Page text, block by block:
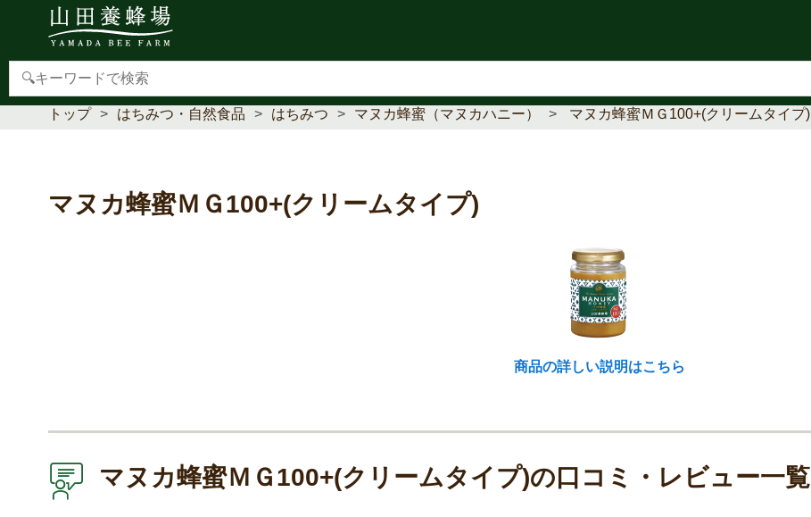
【重要】本人認証サービス(3Dセキュア2.0)導入のお知らせ
トップ はちみつ・自然食品 はちみつ マヌカ蜂蜜（マヌカハニー） マヌカ蜂蜜ＭＧ100+(クリームタイプ)
マヌカ蜂蜜ＭＧ100+(クリームタイプ)
商品の詳しい説明はこちら
マヌカ蜂蜜ＭＧ100+(クリームタイプ)の口コミ・レビュー一覧